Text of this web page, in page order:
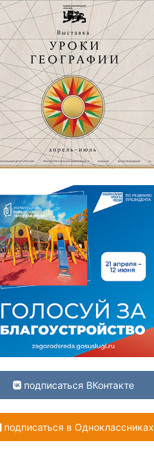
подписаться ВКонтакте
подписаться в Одноклассниках